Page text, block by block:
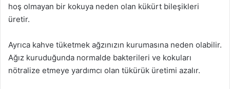
hoş olmayan bir kokuya neden olan kükürt bileşikleri
üretir.
Ayrıca kahve tüketmek ağzınızın kurumasına neden olabilir.
Ağız kuruduğunda normalde bakterileri ve kokuları
nötralize etmeye yardımcı olan tükürük üretimi azalır.